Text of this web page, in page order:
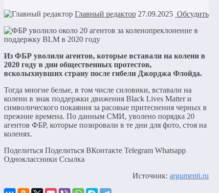
Главный редактор 27.09.2025 Обсудить
Из ФБР уволили агентов, которые вставали на колени в
2020 году в дни общественных протестов,
всколыхнувших страну после гибели Джорджа Флойда.
Тогда многие белые, в том числе силовики, вставали на
колени в знак поддержки движения Black Lives Matter и
символического покаяния за расовые притеснения черных в
прежние времена. По данным СМИ, уволено порядка 20
агентов ФБР, которые позировали в те дни для фото, стоя на
коленях.
Поделиться Поделиться ВКонтакте Telegram Whatsapp
Одноклассники Cсылка
Источник:argumenti.ru